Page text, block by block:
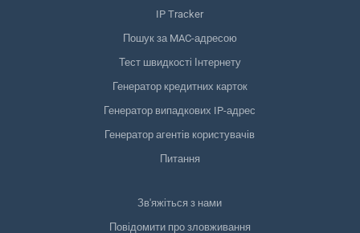
IP Tracker
Пошук за MAC-адресою
Тест швидкості Інтернету
Генератор кредитних карток
Генератор випадкових IP-адрес
Генератор агентів користувачів
Питання
Зв'яжіться з нами
Повідомити про зловживання